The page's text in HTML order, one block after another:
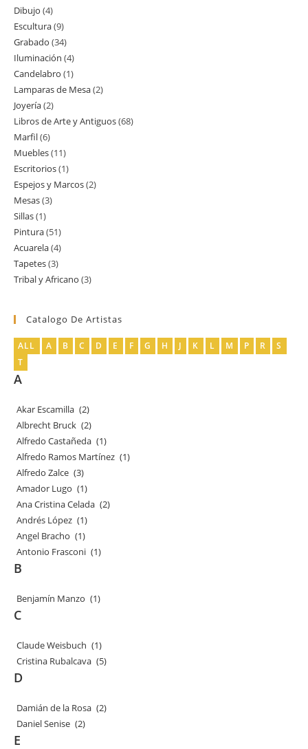
Dibujo 44
productos
Escultura 99
productos
Grabado 3434
productos
Iluminación 44
productos
Candelabro 11
producto
Lamparas de Mesa 22
Joyería 22
productos
Libros de Arte y Antiguos 6868
Marfil 66
productos
Muebles 1111
productos
Escritorios 11
producto
Espejos y Marcos 22
Mesas 33
Sillas 11
producto
Pintura 5151
productos
Acuarela 44
productos
Tapetes 33
productos
Tribal y Africano 33
Catalogo De Artistas
ALL A B C D E F G H J K L M P R
S
T
A
Akar Escamilla (2)
Albrecht Bruck (2)
Alfredo Castañeda (1)
Alfredo Ramos Martínez (1)
Alfredo Zalce (3)
Amador Lugo (1)
Ana Cristina Celada (2)
Andrés López (1)
Angel Bracho (1)
Antonio Frasconi (1)
B
Benjamín Manzo (1)
C
Claude Weisbuch (1)
Cristina Rubalcava (5)
D
Damián de la Rosa (2)
Daniel Senise (2)
E